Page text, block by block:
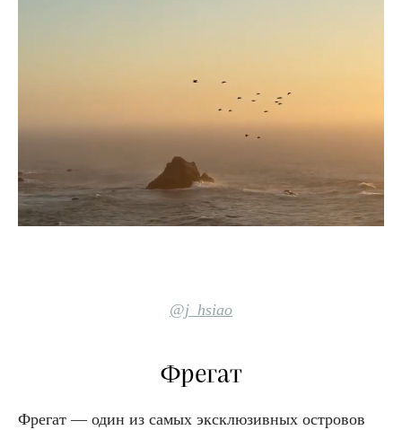
@j_hsiao
Фрегат
Фрегат — один из самых эксклюзивных островов